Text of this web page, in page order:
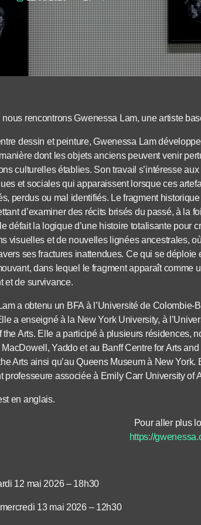
nous rencontrons Gwenessa Lam, une artiste
dessin et peinture, Gwenessa Lam
dont les objets anciens peuvent venir
culturelles établies. Son travail s’intéresse
et sociales qui apparaissent lorsque ces
perdus ou mal identifiés. Le fragment
d’examiner des récits brisés du passé, à la
défait la logique d’une histoire totalisante pour
visuelles et de nouvelles lignées ancestrales,
ses fractures inattendues. Ce qui se déploie
dans lequel le fragment apparaît comme
et de survivance.
a obtenu un BFA à l’Université de Colombie-
a enseigné à la New York University, à
the Arts. Elle a participé à plusieurs résidences,
Yaddo et au Banff Centre for Arts
Arts ainsi qu’au Queens Museum à New
professeure associée à Emily Carr University of
en anglais.
Pour aller plus
https://
12 mai 2026 – 18h30
13 mai 2026 – 12h30